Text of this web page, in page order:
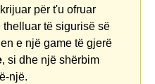
për t'u ofruar
të sigurisë së
e një game të gjerë
, si dhe një shërbim
një.